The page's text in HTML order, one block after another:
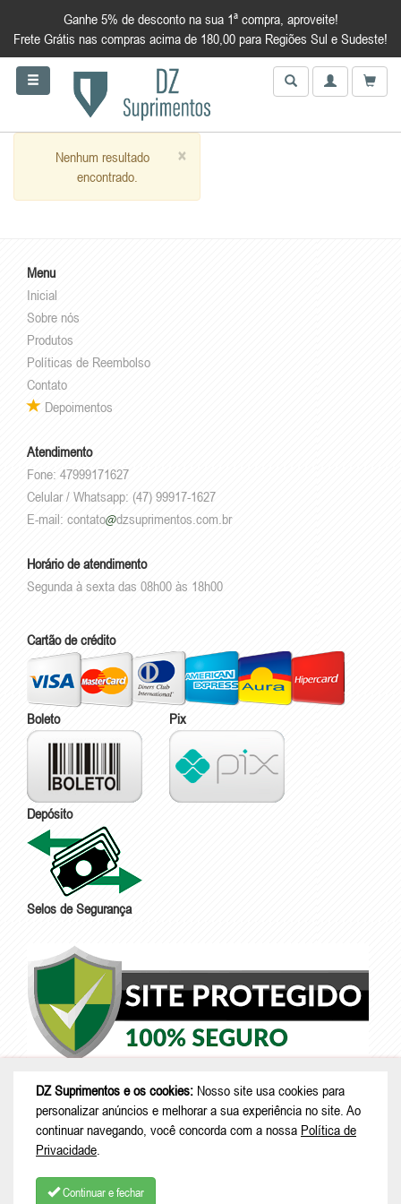
Ganhe 5% de desconto na sua 1ª compra, aproveite!
Frete Grátis nas compras acima de 180,00 para Regiões Sul e Sudeste!
×
Nenhum resultado
encontrado.
Menu
Inicial
Sobre nós
Produtos
Políticas de Reembolso
Contato
Depoimentos
Atendimento
Fone: 47999171627
Celular / Whatsapp: (47) 99917-1627
E-mail: contato dzsuprimentos.com.br
Horário de atendimento
Segunda à sexta das 08h00 às 18h00
Cartão de crédito
Boleto Pix
Depósito
Selos de Segurança
DZ Suprimentos e os cookies: Nosso site usa cookies para
personalizar anúncios e melhorar a sua experiência no site. Ao
continuar navegando, você concorda com a nossa Política de
Privacidade
Continuar e fechar